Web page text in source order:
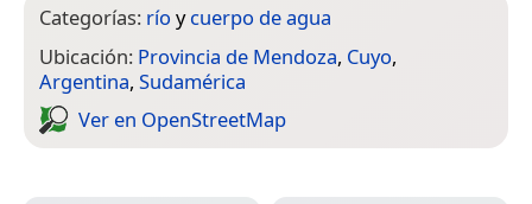
Categorías: río ycuerpo de agua
Ubicación: Provincia de Mendoza, Cuyo,
Argentina, Sudamérica
Ver en Open­Street­Map